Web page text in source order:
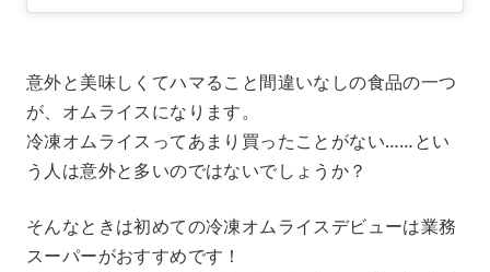
意外と美味しくてハマること間違いなしの食品の一つ
が、オムライスになります。
冷凍オムライスってあまり買ったことがない……とい
う人は意外と多いのではないでしょうか？
そんなときは初めての冷凍オムライスデビューは業務
スーパーがおすすめです！